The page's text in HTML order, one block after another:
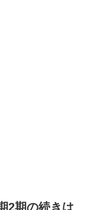
2期の続きは